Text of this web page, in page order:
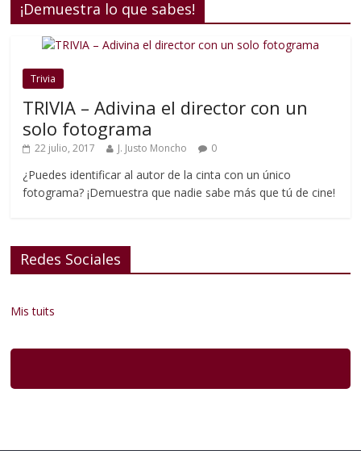
¡Demuestra lo que sabes!
Trivia
TRIVIA – Adivina el director con un
solo fotograma
22 julio, 2017 J. Justo Moncho 0
¿Puedes identificar al autor de la cinta con un único
fotograma? ¡Demuestra que nadie sabe más que tú de cine!
Redes Sociales
Mis tuits